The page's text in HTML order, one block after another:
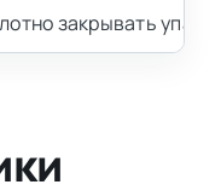
закрывать